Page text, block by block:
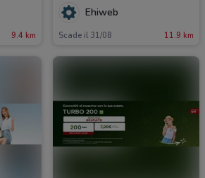
9.4 km
Ehiweb
Scade il 31/08 11.9 km